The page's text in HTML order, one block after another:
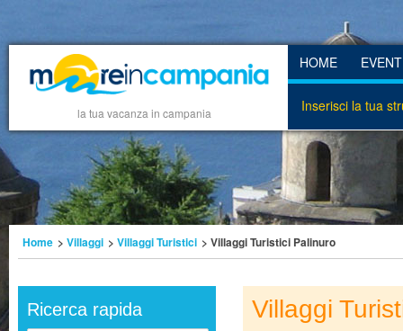
la tua vacanza in campania
HOME
Inserisci la tua
Home > Villaggi > Villaggi Turistici > Villaggi Turistici Palinuro
Ricerca rapida Villaggi